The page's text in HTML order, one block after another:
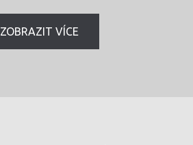
ZOBRAZIT VÍCE